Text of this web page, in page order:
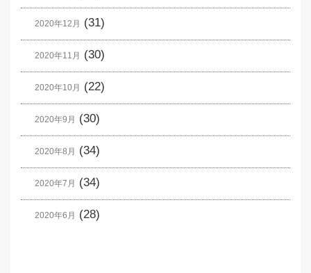
2020年12月 (31)
2020年11月 (30)
2020年10月 (22)
2020年9月 (30)
2020年8月 (34)
2020年7月 (34)
2020年6月 (28)